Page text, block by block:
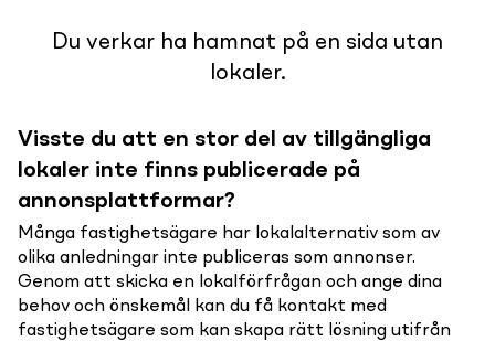
Du verkar ha hamnat på en sida utan
lokaler.
Visste du att en stor del av tillgängliga
lokaler inte finns publicerade på
annonsplattformar?
Många fastighetsägare har lokalalternativ som av
olika anledningar inte publiceras som annonser.
Genom att skicka en lokalförfrågan och ange dina
behov och önskemål kan du få kontakt med
fastighetsägare som kan skapa rätt lösning utifrån